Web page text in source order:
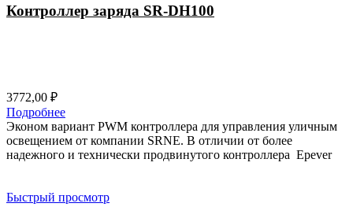
Контроллер заряда SR-DH100
3772,00 ₽
Подробнее
Эконом вариант PWM контроллера для управления уличным
освещением от компании SRNE. В отличии от более
надежного и технически продвинутого контроллера Epever
Быстрый просмотр